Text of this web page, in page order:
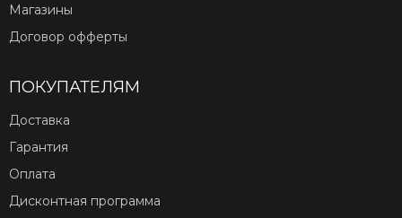
Магазины
Договор офферты
ПОКУПАТЕЛЯМ
Доставка
Гарантия
Оплата
Дисконтная программа